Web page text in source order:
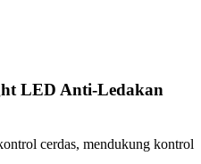
LED Anti‑Ledakan
cerdas, mendukung kontrol